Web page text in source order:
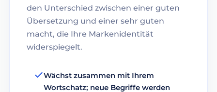
den Unterschied zwischen einer guten
Übersetzung und einer sehr guten
macht, die Ihre Markenidentität
widerspiegelt.
Wächst zusammen mit Ihrem
Wortschatz; neue Begriffe werden